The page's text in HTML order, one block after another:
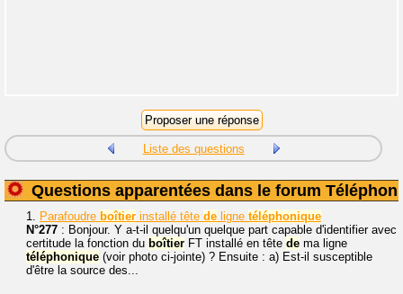
Liste des questions
Questions apparentées dans le forum
1. Parafoudre boîtier installé tête de ligne téléphonique
N°277 : Bonjour. Y a-t-il quelqu'un quelque part capable d'identifier avec
certitude la fonction du boîtier FT installé en tête de ma ligne
téléphonique (voir photo ci-jointe) ? Ensuite : a) Est-il susceptible
d'être la source des...